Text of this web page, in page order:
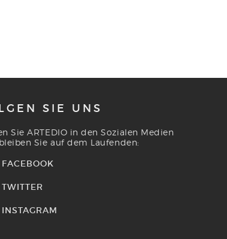
SIE UNS
Sie ARTEDIO in den Sozialen Medien
Sie auf dem Laufenden:
FACEBOOK
TWITTER
INSTAGRAM